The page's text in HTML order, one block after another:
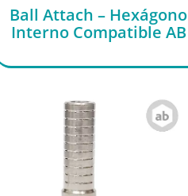
Ball Attach – Hexágono
Interno Compatible AB